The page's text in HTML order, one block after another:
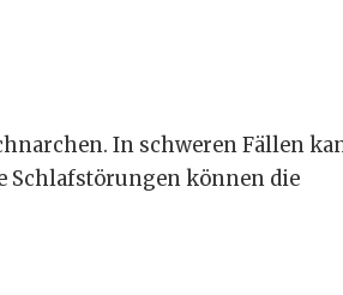
In schweren Fällen
Schlafstörungen können die